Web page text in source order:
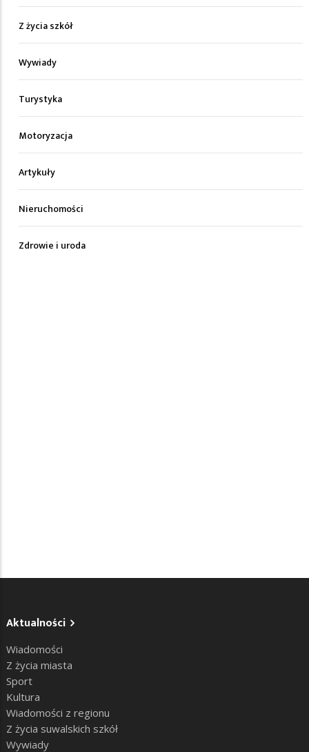
Z życia szkół
Wywiady
Turystyka
Motoryzacja
Artykuły
Nieruchomości
Zdrowie i uroda
Aktualności
Wiadomości
Z życia miasta
Sport
Kultura
Wiadomości z regionu
Z życia suwalskich szkół
Wywiady